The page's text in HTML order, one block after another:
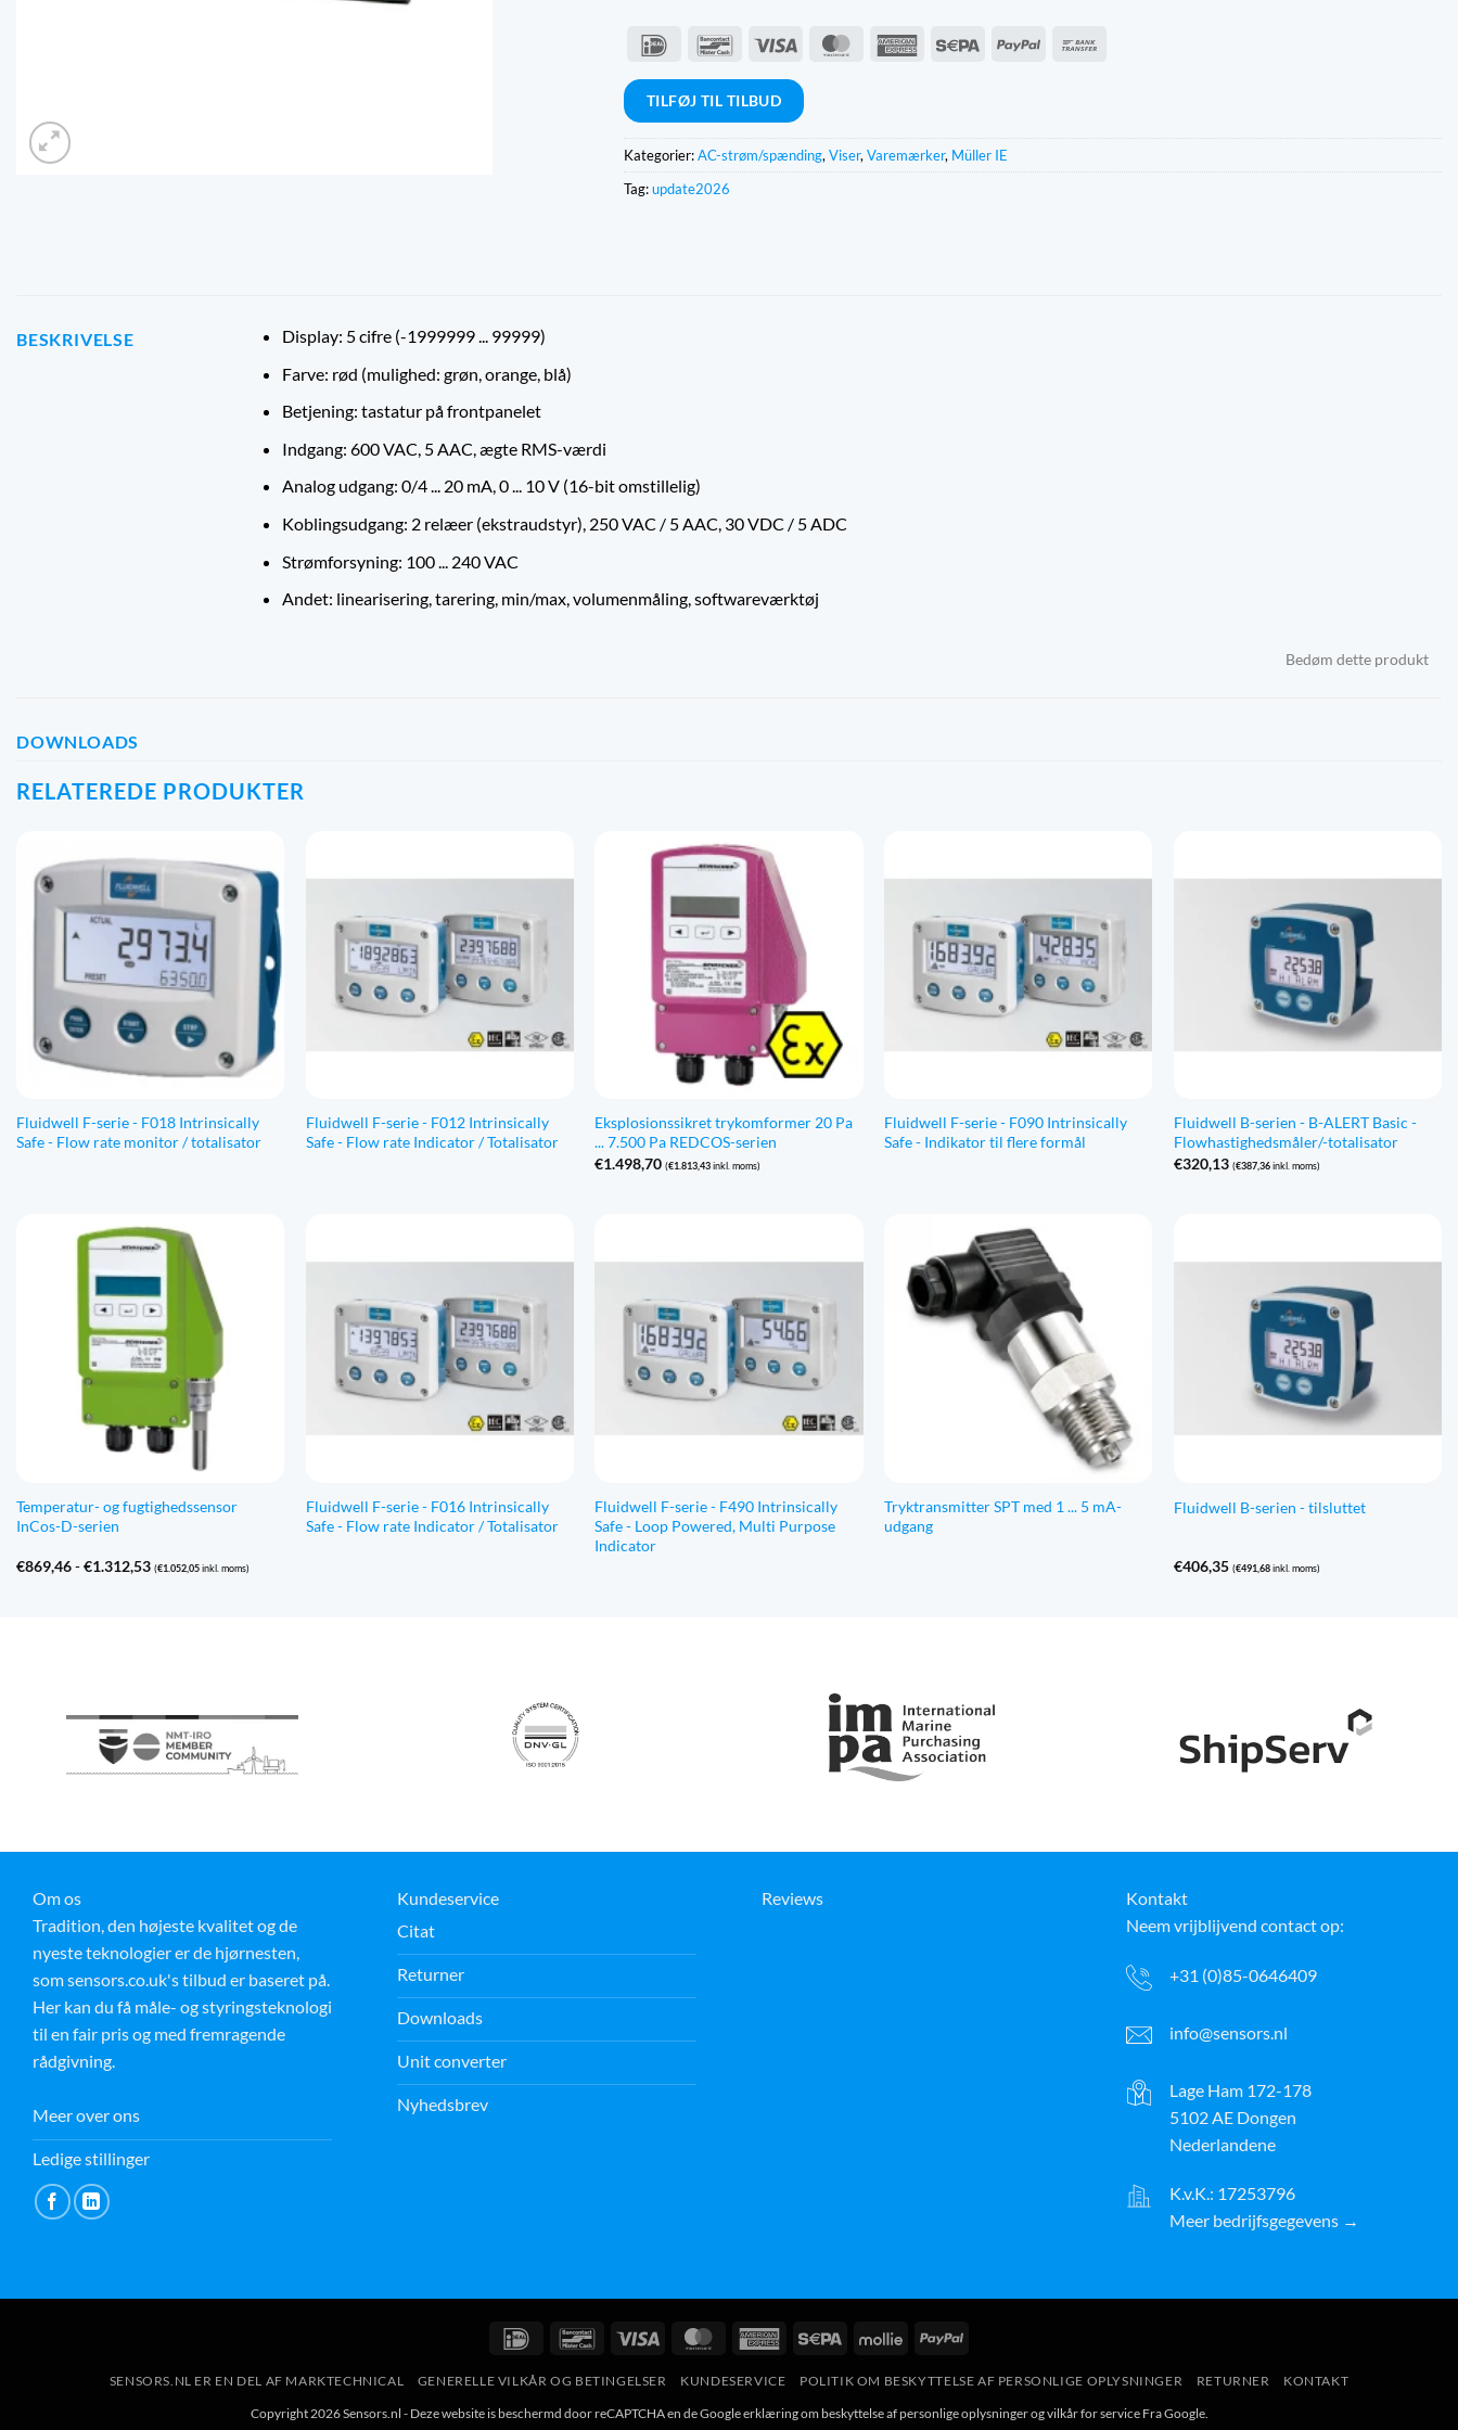
IDeal BancontactVisum MasterCardAmerican Sepa PayPal
TILFØJ TIL TILBUD
Kategorier:AC-strøm/spænding, Viser, Varemærker, Müller IE
Tag:update2026
BESKRIVELSE
Display: 5 cifre (-1999999 ... 99999)
Farve: rød (mulighed: grøn, orange, blå)
Betjening: tastatur på frontpanelet
Indgang: 600 VAC, 5 AAC, ægte RMS-værdi
Analog udgang: 0/4 ... 20 mA, 0 ... 10 V (16-bit omstillelig)
Koblingsudgang: 2 relæer (ekstraudstyr), 250 VAC / 5 AAC, 30 VDC / 5 ADC
Strømforsyning: 100 ... 240 VAC
Andet: linearisering, tarering, min/max, volumenmåling, softwareværktøj
Bedøm dette produkt
DOWNLOADS
RELATEREDE PRODUKTER
Fluidwell F-serie - F018 Intrinsically
Safe - Flow rate monitor / totalisator
Fluidwell F-serie - F012 Intrinsically
Safe - Flow rate Indicator / Totalisator
Eksplosionssikret trykomformer 20 Pa
... 7.500 Pa REDCOS-serien
€1.498,70 (€1.813,43inkl. moms)
Fluidwell F-serie - F090 Intrinsically
Safe - Indikator til flere formål
Fluidwell B-serien - B-ALERT Basic -
Flowhastighedsmåler/-totalisator
€320,13 (€387,36inkl. moms)
Temperatur- og fugtighedssensor
InCos-D-serien
€869,46-€1.312,53Prisinterval:
€869,46
(€1.052,05inkl. moms)
Fluidwell F-serie - F016 Intrinsically
Safe - Flow rate Indicator / Totalisator
Fluidwell F-serie - F490 Intrinsically
Safe - Loop Powered, Multi Purpose
Indicator
Tryktransmitter SPT med 1 ... 5 mA-
udgang
Fluidwell B-serien - tilsluttet
€406,35 (€491,68inkl. moms)
Om os
Tradition, den højeste kvalitet og de
nyeste teknologier er de hjørnesten,
som sensors.co.uk's tilbud er baseret på.
Her kan du få måle- og styringsteknologi
til en fair pris og med fremragende
rådgivning.
Meer over ons
Ledige stillinger
Kundeservice
Citat
Returner
Downloads
Unit converter
Nyhedsbrev
Reviews
Kontakt
Neem vrijblijvend contact op:
+31 (0)85-0646409
info@sensors.nl
Lage Ham 172-178
5102 AE Dongen
Nederlandene
K.v.K.: 17253796
Meer bedrijfsgegevens →
IDeal BancontactVisum MasterCardAmerican Sepa Mollie PayPal
SENSORS.NL ER EN DEL AF MARKTECHNICAL GENERELLE VILKÅR OG BETINGELSER KUNDESERVICE POLITIK OM BESKYTTELSE AF PERSONLIGE OPLYSNINGER RETURNER KONTAKT
Copyright 2026 Sensors.nl - Deze website is beschermd door reCAPTCHA en de Googleerklæring om beskyttelse af personlige oplysningerogvilkår for serviceFra Google.